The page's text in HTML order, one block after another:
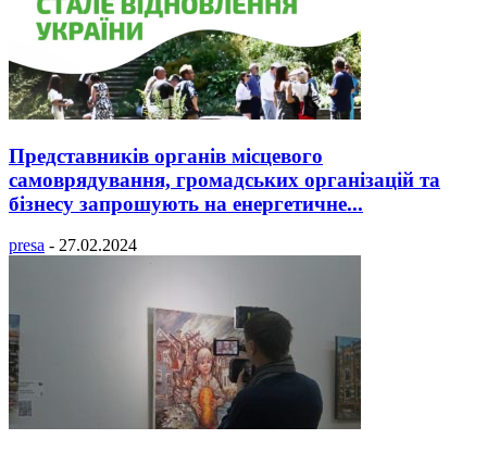
Представників органів місцевого
самоврядування, громадських організацій та
бізнесу запрошують на енергетичне...
presa - 27.02.2024